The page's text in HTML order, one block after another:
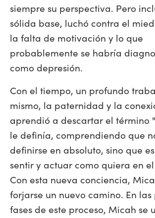
siempre su perspectiva. Pero
sólida base, luchó contra el
la falta de motivación y lo que
probablemente se habría
como depresión.
Con el tiempo, un profundo
mismo, la paternidad y la
aprendió a descartar el término
le definía, comprendiendo que
definirse en absoluto, sino que
sentir y actuar como quiera en
Con esta nueva conciencia,
forjarse un nuevo camino. En
fases de este proceso, Micah se